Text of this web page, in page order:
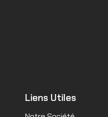
Liens Utiles